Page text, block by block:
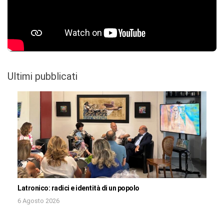
Ultimi pubblicati
Latronico: radici e identità di un popolo
6 Agosto 2026